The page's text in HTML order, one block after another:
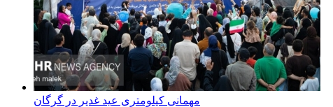
مهمانی کیلومتری عید غدیر در گرگان